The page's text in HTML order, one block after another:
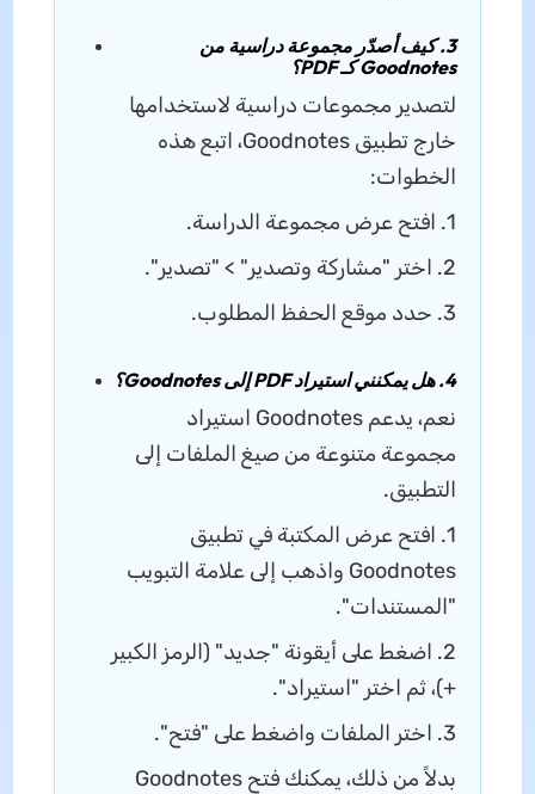
3. كيف أصدّر مجموعة دراسية من
Goodnotes كـ PDF؟
لتصدير مجموعات دراسية لاستخدامها
خارج تطبيق Goodnotes، اتبع هذه
الخطوات:
1. افتح عرض مجموعة الدراسة.
2. اختر "مشاركة وتصدير" > "تصدير".
3. حدد موقع الحفظ المطلوب.
4. هل يمكنني استيراد PDF إلى Goodnotes؟
نعم، يدعم Goodnotes استيراد
مجموعة متنوعة من صيغ الملفات إلى
التطبيق.
1. افتح عرض المكتبة في تطبيق
Goodnotes واذهب إلى علامة التبويب
"المستندات".
2. اضغط على أيقونة "جديد" (الرمز الكبير
+)، ثم اختر "استيراد".
3. اختر الملفات واضغط على "فتح".
بدلاً من ذلك، يمكنك فتح Goodnotes